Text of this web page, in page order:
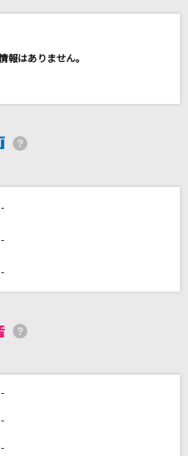
語版)
ンキングなど
報をチェック！
っと楽しもう！